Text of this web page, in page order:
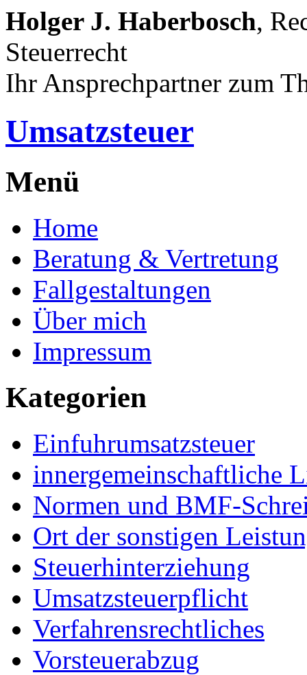
Holger J. Haberbosch,
Steuerrecht
Ihr Ansprechpartner zum
Umsatzsteuer
Menü
Home
Beratung & Vertretung
Fallgestaltungen
Über mich
Impressum
Kategorien
Einfuhrumsatzsteuer
innergemeinschaftliche
Normen und BMF-
Ort der sonstigen
Steuerhinterziehung
Umsatzsteuerpflicht
Verfahrensrechtliches
Vorsteuerabzug